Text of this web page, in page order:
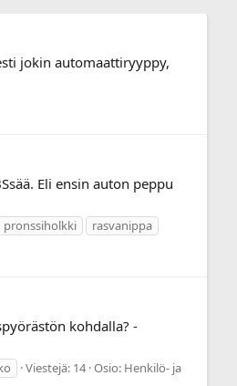
jokin automaattiryyppy,
Eli ensin auton peppu
pronssiholkki
rasvanippa
kohdalla? -
Viestejä: 14 Osio: Henkilö- ja